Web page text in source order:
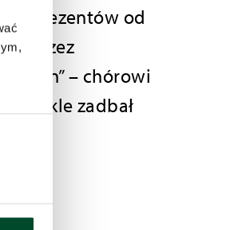
i prezentów od
przez
– chórowi
zwykle zadbał